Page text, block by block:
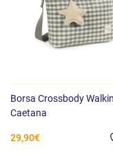
Borsa Crossbody
Caetana
29,90€